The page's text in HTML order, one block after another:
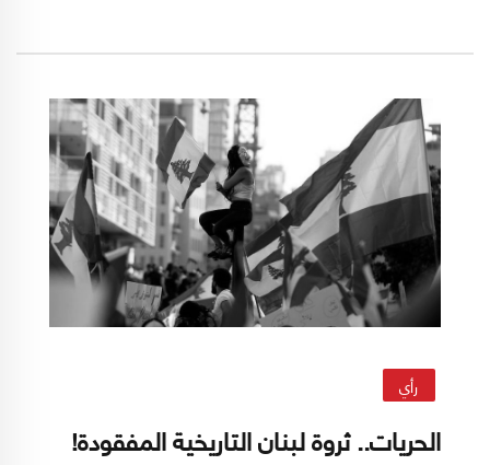
"الوجدان" الطائفي. وقد استخدم هذا التعبير أحد
عتاة الدعوة الى الفيدرالية. ولا تجتمع الطوائف-
الأقوام إلا في مسائل تتعلق بالسياسة الخارجية.
وربما العملة الموحدة.
رأي
الحريات.. ثروة لبنان التاريخية المفقودة!